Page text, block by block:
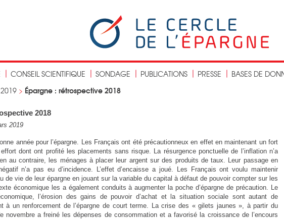
CONSEIL SCIENTIFIQUE SONDAGE PUBLICATIONS PRESSE BASES DE
2019 > Épargne : rétrospective 2018
2018
2019
année pour l’épargne. Les Français ont été précautionneux en effet en maintenant un fort
effort dont ont profité les placements sans risque. La résurgence ponctuelle de l’inflation n’a
au contraire, les ménages à placer leur argent sur des produits de taux. Leur passage en
n’a pas eu d’incidence. L’effet d’encaisse a joué. Les Français ont voulu maintenir
de vie de leur épargne en jouant sur la variable du capital à défaut de pouvoir compter sur les
économique les a également conduits à augmenter la poche d’épargne de précaution. Le
l’érosion des gains de pouvoir d’achat et la situation sociale sont autant de
à un renforcement de l’épargne de court terme. La crise des « gilets jaunes », à partir du
novembre a freiné les dépenses de consommation et a favorisé la croissance de l’encours